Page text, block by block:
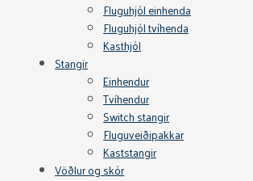
Fluguhjól einhenda
Fluguhjól tvíhenda
Kasthjól
Stangir
Einhendur
Tvíhendur
Switch stangir
Fluguveiðipakkar
Kaststangir
Vöðlur og skór